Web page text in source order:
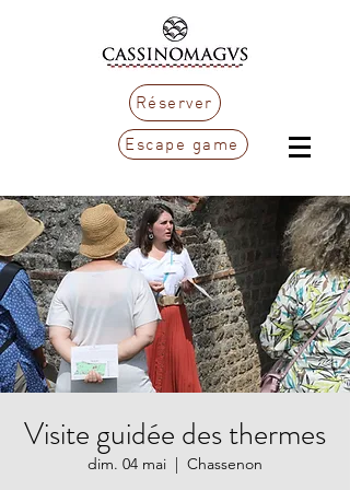
Réserver
Escape game
Visite guidée des thermes
dim. 04 mai
  |
Chassenon